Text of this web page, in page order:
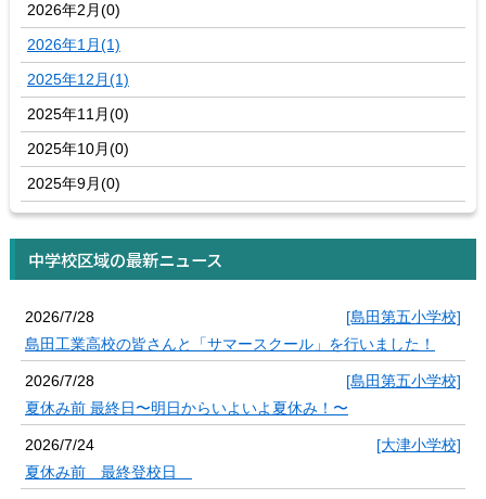
2026年2月(0)
2026年1月(1)
2025年12月(1)
2025年11月(0)
2025年10月(0)
2025年9月(0)
中学校区域の最新ニュース
2026/7/28
[島田第五小学校]
島田工業高校の皆さんと「サマースクール」を行いました！
2026/7/28
[島田第五小学校]
夏休み前 最終日〜明日からいよいよ夏休み！〜
2026/7/24
[大津小学校]
夏休み前 最終登校日